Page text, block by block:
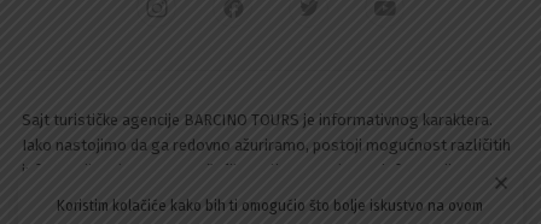
Sajt turističke agencije BARCINO TOURS je informativnog karaktera.
Iako nastojimo da ga redovno ažuriramo, postoji mogućnost različitih
informacija od trenutno važećih. Molimo Vas da sve informacije
proverite direktno u agenciji putem telefona, email-a ili lično. Hvala na
Koristim kolačiće kako bih ti omogućio što bolje iskustvo na ovom